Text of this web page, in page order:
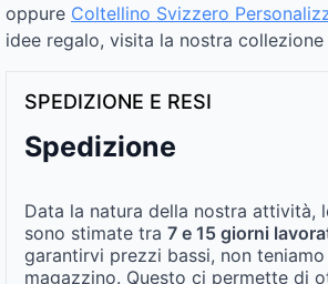
oppure Coltellino Svizzero
idee regalo, visita la nostra collezione
SPEDIZIONE E RESI
Spedizione
Data la natura della nostra attività,
sono stimate tra 7 e 15 giorni
garantirvi prezzi bassi, non
magazzino. Questo ci permette di